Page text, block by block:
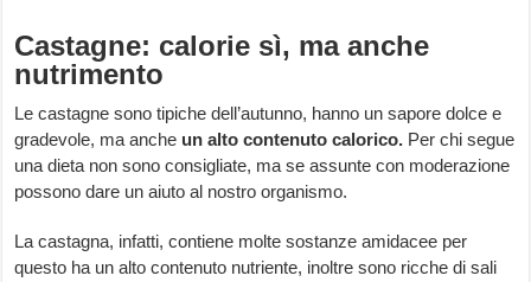
Castagne: calorie sì, ma anche
nutrimento
Le castagne sono tipiche dell’autunno, hanno un sapore dolce e
gradevole, ma anche un alto contenuto calorico. Per chi segue
una dieta non sono consigliate, ma se assunte con moderazione
possono dare un aiuto al nostro organismo.
La castagna, infatti, contiene molte sostanze amidacee per
questo ha un alto contenuto nutriente, inoltre sono ricche di sali